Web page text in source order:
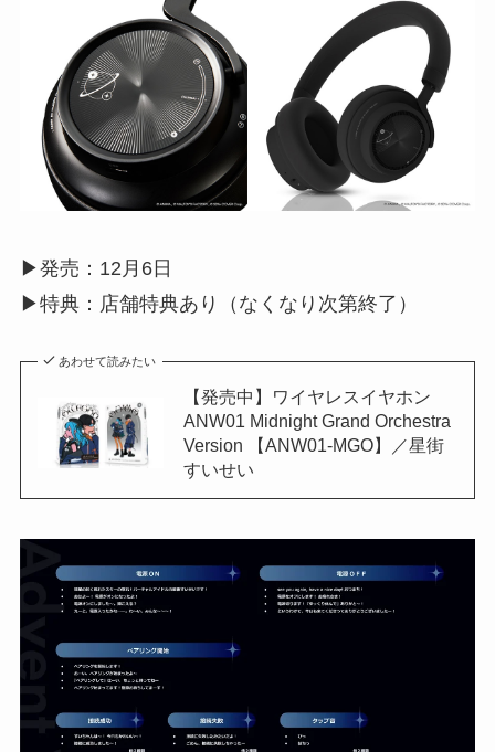
▶︎発売：12月6日
▶︎特典：店舗特典あり（なくなり次第終了）
あわせて読みたい
【発売中】ワイヤレスイヤホン
ANW01 Midnight Grand Orchestra
Version 【ANW01-MGO】／星街
すいせい